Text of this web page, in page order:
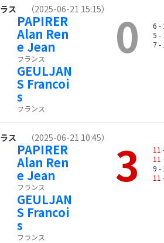
ス （2025-06-21 15:15）
PAPIRER
Alan Ren
e Jean
フランス
GEULJAN
S Francoi
s
フランス
0 6 -
5 -
7 -
ス （2025-06-21 10:45）
PAPIRER
Alan Ren
e Jean
フランス
GEULJAN
S Francoi
s
フランス
3 11
11
9 -
11